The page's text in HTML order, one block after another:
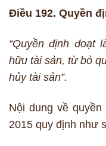
Điều 192. Quyền
“Quyền định đoạt
hữu tài sản, từ bỏ
hủy tài sản”.
Nội dung về
2015 quy định như